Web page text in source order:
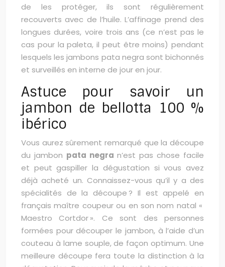
de les protéger, ils sont régulièrement
recouverts avec de l’huile. L’affinage prend des
longues durées, voire trois ans (ce n’est pas le
cas pour la paleta, il peut être moins) pendant
lesquels les jambons pata negra sont bichonnés
et surveillés en interne de jour en jour.
Astuce pour savoir un
jambon de bellotta 100 %
ibérico
Vous aurez sûrement remarqué que la découpe
du jambon pata negra n’est pas chose facile
et peut gaspiller la dégustation si vous avez
déjà acheté un. Connaissez-vous qu’il y a des
spécialités de la découpe ? Il est appelé en
français maître coupeur ou en son nom natal «
Maestro Cortdor ». Ce sont des personnes
formées pour découper le jambon, à l’aide d’un
couteau à lame souple, de façon optimum. Une
meilleure découpe fera toute la distinction à la